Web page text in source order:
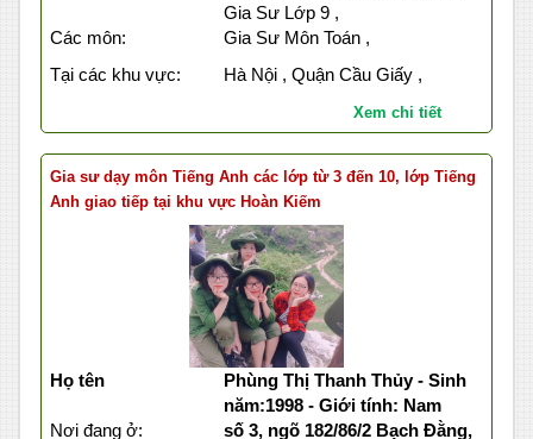
Gia Sư Lớp 9 ,
Các môn:
Gia Sư Môn Toán ,
Tại các khu vực:
Hà Nội , Quận Cầu Giấy ,
Xem chi tiết
Gia sư dạy môn Tiếng Anh các lớp từ 3 đến 10, lớp Tiếng
Anh giao tiếp tại khu vực Hoàn Kiếm
Họ tên
Phùng Thị Thanh Thủy - Sinh
năm:1998 - Giới tính: Nam
Nơi đang ở:
số 3, ngõ 182/86/2 Bạch Đằng,